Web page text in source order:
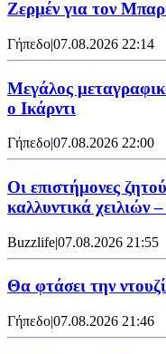
Ζερμέν για τον
Γήπεδο|07.08.2026 22:14
Μεγάλος
ο Ικάρντι
Γήπεδο|07.08.2026 22:00
Οι επιστήμονες
καλλυντικά χειλιών
Buzzlife|07.08.2026 21:55
Θα φτάσει την
Γήπεδο|07.08.2026 21:46